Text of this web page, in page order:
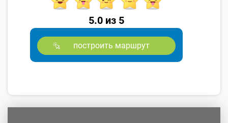
5.0 из 5
построить маршрут